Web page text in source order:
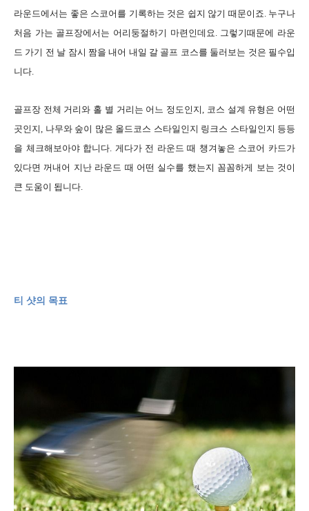
라운드에서는 좋은 스코어를 기록하는 것은 쉽지 않기 때문이죠. 누구나
처음 가는 골프장에서는 어리둥절하기 마련인데요. 그렇기때문에 라운
드 가기 전 날 잠시 짬을 내어 내일 갈 골프 코스를 둘러보는 것은 필수입
니다.
골프장 전체 거리와 홀 별 거리는 어느 정도인지, 코스 설계 유형은 어떤
곳인지, 나무와 숲이 많은 올드코스 스타일인지 링크스 스타일인지 등등
을 체크해보아야 합니다. 게다가 전 라운드 때 챙겨놓은 스코어 카드가
있다면 꺼내어 지난 라운드 때 어떤 실수를 했는지 꼼꼼하게 보는 것이
큰 도움이 됩니다.
티 샷의 목표